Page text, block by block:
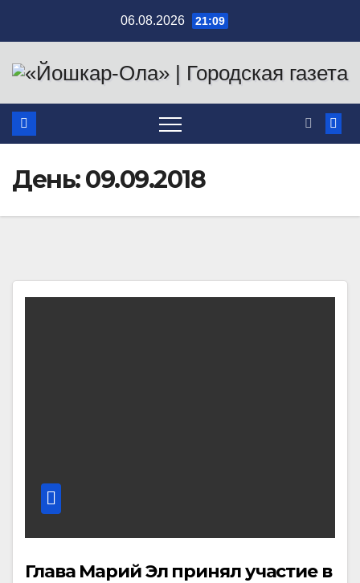
содержимому
06.08.2026 21:09
День:09.09.2018
Глава Марий Эл принял участие в